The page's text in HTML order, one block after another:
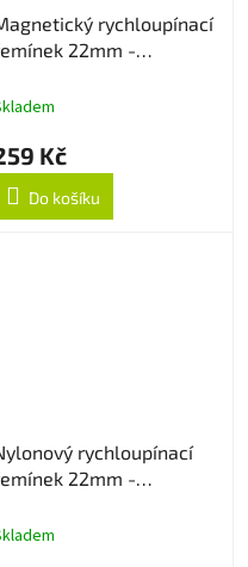
rychloupínací
22mm -
Kč
Do košíku
rychloupínací
22mm -